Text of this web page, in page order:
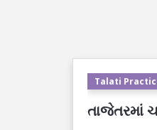
Talati
તાજેતરમાં